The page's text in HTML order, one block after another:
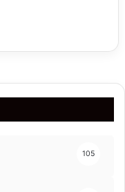
105